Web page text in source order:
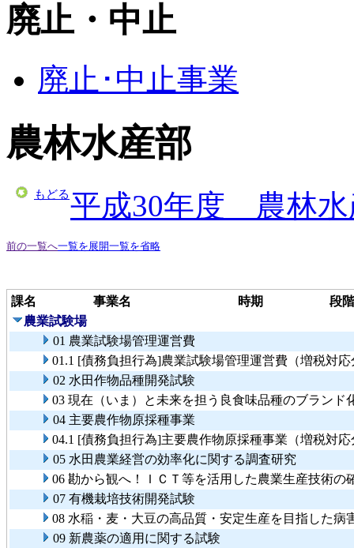
廃止・中止
廃止･中止事業
農林水産部
もどる平成30年度 農林水
前の一覧へ一覧を展開一覧を省略
課名 事業名 時期
段階
農業試験場
01 農業試験場管理運営費
01.1 [債務負担行為]農業試験場管理運営費（増税対応
02 水田作物品種開発試験
03 現在（いま）と未来を担う良食味品種のブランド
04 主要農作物原採種事業
04.1 [債務負担行為]主要農作物原採種事業（増税対応
05 水田農業経営の効率化に関する調査研究
06 勘から観へ！ＩＣＴ等を活用した農業生産技術の
07 有機栽培技術開発試験
08 水稲・麦・大豆の高品質・安定生産を目指した病
09 新農薬の適用に関する試験